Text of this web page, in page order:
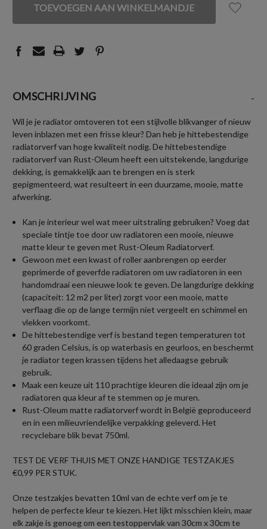
VAN
UNDEFINED
VAN
UNDEFINED
OMSCHRIJVING -
Wil je je radiator omtoveren tot een stijlvolle blikvanger of nieuw
leven inblazen met een frisse kleur? Dan heb je hittebestendige
radiatorverf van hoge kwaliteit nodig. De hittebestendige
radiatorverf van Rust-Oleum heeft een uitstekende, langdurige
dekking, is gemakkelijk aan te brengen en is sterk
gepigmenteerd, wat resulteert in een duurzame, mooie, matte
afwerking.
Kan je interieur wel wat meer uitstraling gebruiken? Voeg dat
speciale tintje toe door uw radiatoren een mooie, nieuwe
matte kleur te geven met Rust-Oleum Radiatorverf.
Gewoon met een kwast of roller aanbrengen op eerder
geprimerde of geverfde radiatoren om uw radiatoren in een
handomdraai een nieuwe look te geven. De langdurige dekking
(capaciteit: 12 m2 per liter) zorgt voor een mooie, matte
verflaag die op de lange termijn niet vergeelt en schimmel en
vlekken voorkomt.
De hittebestendige verf is bestand tegen temperaturen tot
60 graden Celsius, is op waterbasis en geurloos, en beschermt
je radiator tegen krassen tijdens het alledaagse gebruik
gebruik.
Maak een keuze uit 110 prachtige kleuren die ideaal zijn om je
radiatoren qua kleur af te stemmen op je muren.
Rust-Oleum matte radiatorverf wordt in België geproduceerd
en in een milieuvriendelijke verpakking geleverd. Het
recyclebare blik bevat 750ml.
TEST DE VERF THUIS MET ONZE HANDIGE TESTZAKJES
€0,99 PER STUK.
Onze testzakjes bevatten 10ml van de echte verf om je te
helpen de perfecte kleur te kiezen. Het lijkt misschien klein, maar
elk zakje is genoeg om een testoppervlak van 30cm x 30cm te